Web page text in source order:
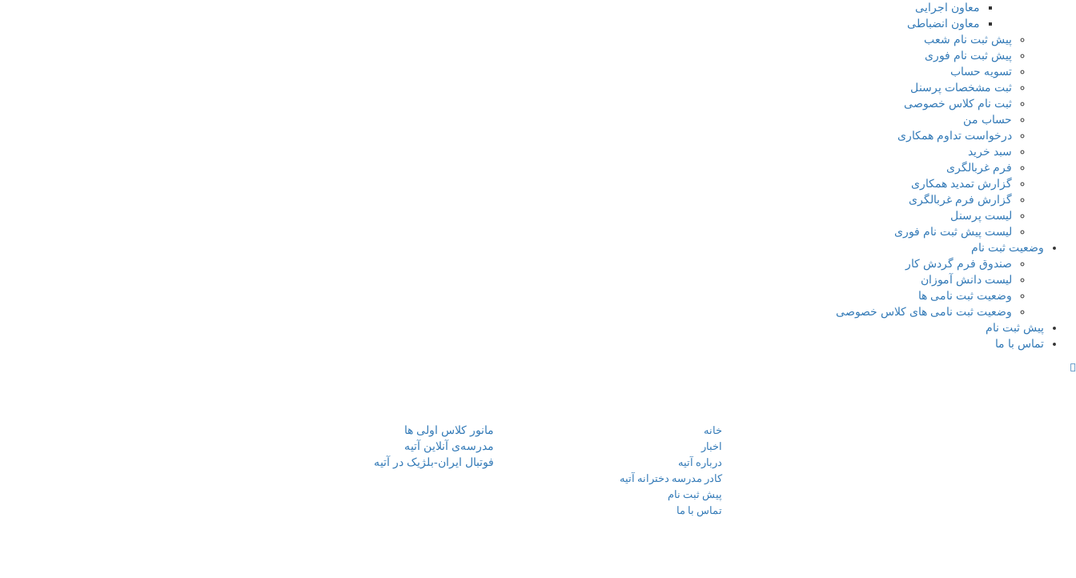
معاون اجرایی
معاون انضباطی
پیش ثبت نام شعب
پیش ثبت نام فوری
تسویه حساب
ثبت مشخصات پرسنل
ثبت نام کلاس خصوصی
حساب من
درخواست تداوم همکاری
سبد خرید
فرم غربالگری
گزارش تمدید همکاری
گزارش فرم غربالگری
لیست پرسنل
لیست پیش ثبت نام فوری
وضعیت ثبت نام
صندوق فرم گردش کار
لیست دانش آموزان
وضعیت ثبت نامی ها
وضعیت ثبت نامی های کلاس خصوصی
پیش ثبت نام
تماس با ما
مانور کلاس اولی ها
مدرسه‌ی آنلاین آتیه
فوتبال ایران-بلژیک در آتیه
خانه
اخبار
درباره آتیه
کادر مدرسه دخترانه آتیه
پیش ثبت نام
تماس با ما